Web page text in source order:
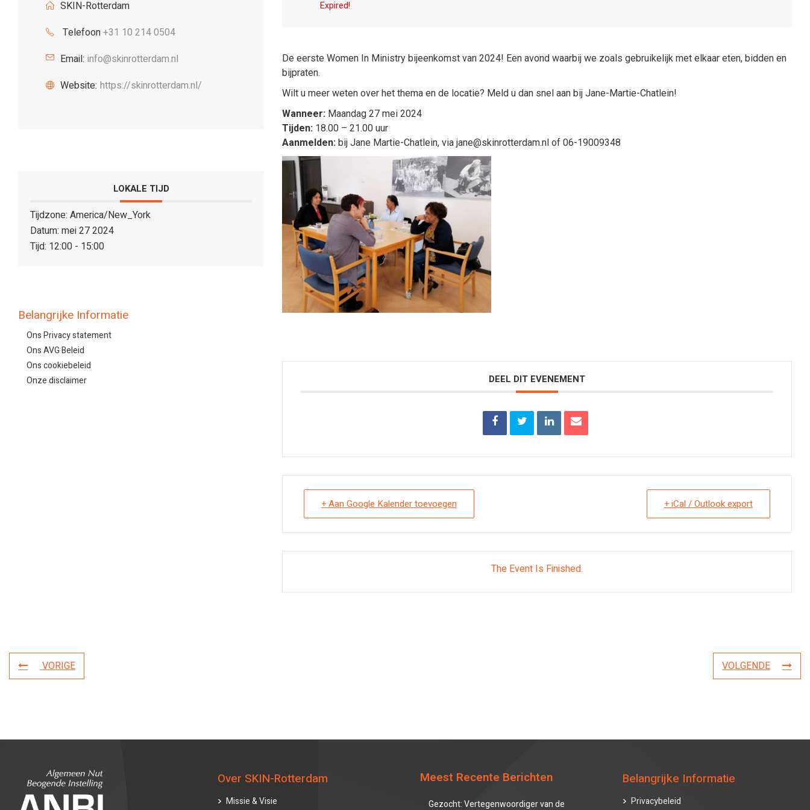
SKIN-Rotterdam
Telefoon+31 10 214 0504
Email: info@skinrotterdam.nl
Website: https://skinrotterdam.nl/
LOKALE TIJD
Tijdzone: America/New_York
Datum: mei 27 2024
Tijd: 12:00 - 15:00
Belangrijke Informatie
Ons Privacy statement
Ons AVG Beleid
Ons cookiebeleid
Onze disclaimer
Expired!
De eerste Women In Ministry bijeenkomst van 2024! Een avond waarbij we zoals gebruikelijk met elkaar eten, bidden en
bijpraten.
Wilt u meer weten over het thema en de locatie? Meld u dan snel aan bij Jane-Martie-Chatlein!
Wanneer: Maandag 27 mei 2024
Tijden: 18.00 – 21.00 uur
Aanmelden: bij Jane Martie-Chatlein, via jane@skinrotterdam.nl of 06-19009348
DEEL DIT EVENEMENT
+ Aan Google Kalender toevoegen + iCal / Outlook export
The Event Is Finished.
VORIGE VOLGENDE
Over SKIN-Rotterdam
Missie & Visie
Meest Recente Berichten
Gezocht: Vertegenwoordiger van de
Belangrijke Informatie
Privacybeleid